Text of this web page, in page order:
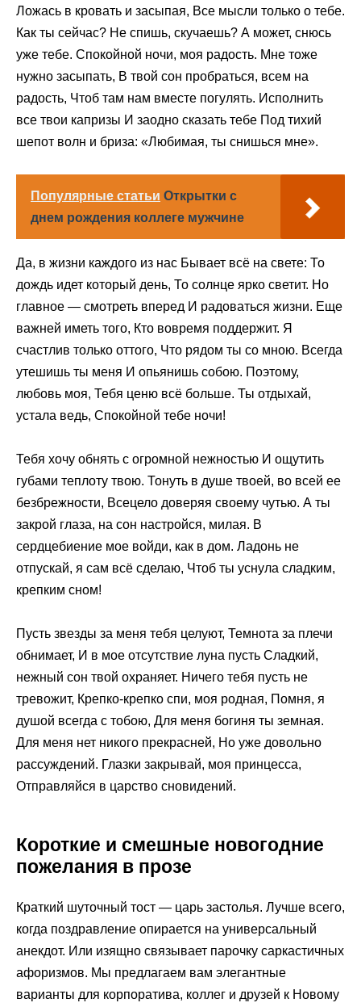
Ложась в кровать и засыпая, Все мысли только о тебе.
Как ты сейчас? Не спишь, скучаешь? А может, снюсь
уже тебе. Спокойной ночи, моя радость. Мне тоже
нужно засыпать, В твой сон пробраться, всем на
радость, Чтоб там нам вместе погулять. Исполнить
все твои капризы И заодно сказать тебе Под тихий
шепот волн и бриза: «Любимая, ты снишься мне».
Популярные статьи Открытки с
днем рождения коллеге мужчине
Да, в жизни каждого из нас Бывает всё на свете: То
дождь идет который день, То солнце ярко светит. Но
главное — смотреть вперед И радоваться жизни. Еще
важней иметь того, Кто вовремя поддержит. Я
счастлив только оттого, Что рядом ты со мною. Всегда
утешишь ты меня И опьянишь собою. Поэтому,
любовь моя, Тебя ценю всё больше. Ты отдыхай,
устала ведь, Спокойной тебе ночи!
Тебя хочу обнять с огромной нежностью И ощутить
губами теплоту твою. Тонуть в душе твоей, во всей ее
безбрежности, Всецело доверяя своему чутью. А ты
закрой глаза, на сон настройся, милая. В
сердцебиение мое войди, как в дом. Ладонь не
отпускай, я сам всё сделаю, Чтоб ты уснула сладким,
крепким сном!
Пусть звезды за меня тебя целуют, Темнота за плечи
обнимает, И в мое отсутствие луна пусть Сладкий,
нежный сон твой охраняет. Ничего тебя пусть не
тревожит, Крепко-крепко спи, моя родная, Помня, я
душой всегда с тобою, Для меня богиня ты земная.
Для меня нет никого прекрасней, Но уже довольно
рассуждений. Глазки закрывай, моя принцесса,
Отправляйся в царство сновидений.
Короткие и смешные новогодние
пожелания в прозе
Краткий шуточный тост — царь застолья. Лучше всего,
когда поздравление опирается на универсальный
анекдот. Или изящно связывает парочку саркастичных
афоризмов. Мы предлагаем вам элегантные
варианты для корпоратива, коллег и друзей к Новому